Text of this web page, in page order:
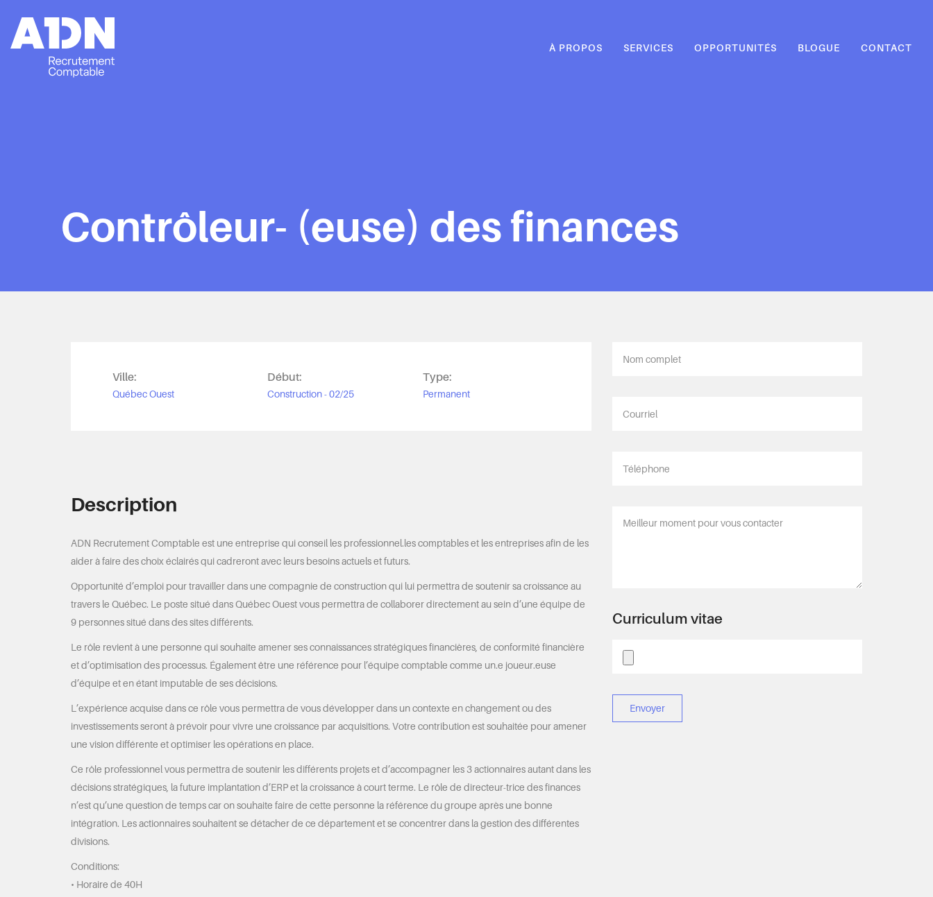
À PROPOS SERVICES OPPORTUNITÉS BLOGUE CONTACT
Contrôleur- (euse) des finances
Ville:
Québec Ouest
Début:
Construction - 02/25
Type:
Permanent
Description
ADN Recrutement Comptable est une entreprise qui conseil les professionnel.les comptables et les entreprises afin de les
aider à faire des choix éclairés qui cadreront avec leurs besoins actuels et futurs.
Opportunité d’emploi pour travailler dans une compagnie de construction qui lui permettra de soutenir sa croissance au
travers le Québec. Le poste situé dans Québec Ouest vous permettra de collaborer directement au sein d’une équipe de
9 personnes situé dans des sites différents.
Le rôle revient à une personne qui souhaite amener ses connaissances stratégiques financières, de conformité financière
et d’optimisation des processus. Également être une référence pour l’équipe comptable comme un.e joueur.euse
d’équipe et en étant imputable de ses décisions.
L’expérience acquise dans ce rôle vous permettra de vous développer dans un contexte en changement ou des
investissements seront à prévoir pour vivre une croissance par acquisitions. Votre contribution est souhaitée pour amener
une vision différente et optimiser les opérations en place.
Ce rôle professionnel vous permettra de soutenir les différents projets et d’accompagner les 3 actionnaires autant dans les
décisions stratégiques, la future implantation d’ERP et la croissance à court terme. Le rôle de directeur-trice des finances
n’est qu’une question de temps car on souhaite faire de cette personne la référence du groupe après une bonne
intégration. Les actionnaires souhaitent se détacher de ce département et se concentrer dans la gestion des différentes
divisions.
Conditions:
• Horaire de 40H
Curriculum vitae